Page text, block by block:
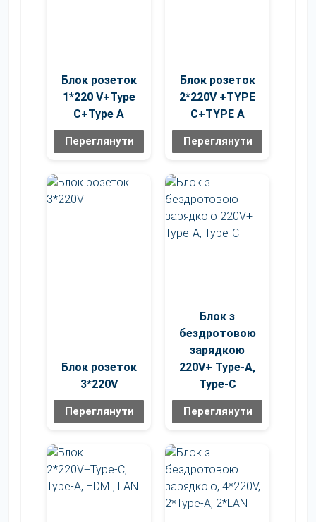
Блок розеток
1*220 V+Type
C+Type A
Переглянути
Блок розеток
2*220V +TYPE
C+TYPE A
Переглянути
Блок розеток
3*220V
Переглянути
Блок з
бездротовою
зарядкою
220V+ Type-A,
Type-C
Переглянути